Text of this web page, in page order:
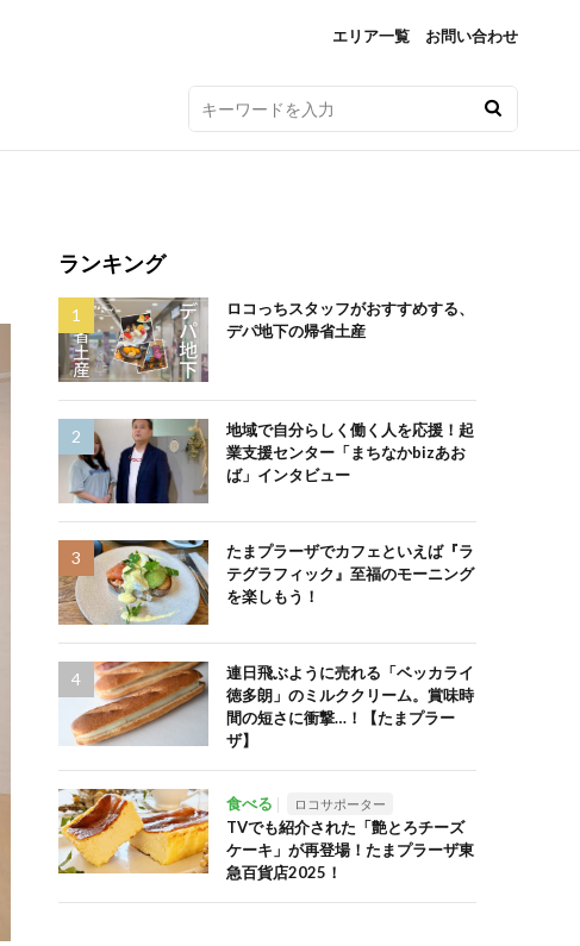
エリア一覧 お問い合わせ
ランキング
ロコっちスタッフがおすすめする、
デパ地下の帰省土産
地域で自分らしく働く人を応援！起
業支援センター「まちなかbizあお
ば」インタビュー
たまプラーザでカフェといえば『ラ
テグラフィック』至福のモーニング
を楽しもう！
連日飛ぶように売れる「ベッカライ
徳多朗」のミルククリーム。賞味時
間の短さに衝撃…！【たまプラー
ザ】
食べる ロコサポーター
TVでも紹介された「艶とろチーズ
ケーキ」が再登場！たまプラーザ東
急百貨店2025！